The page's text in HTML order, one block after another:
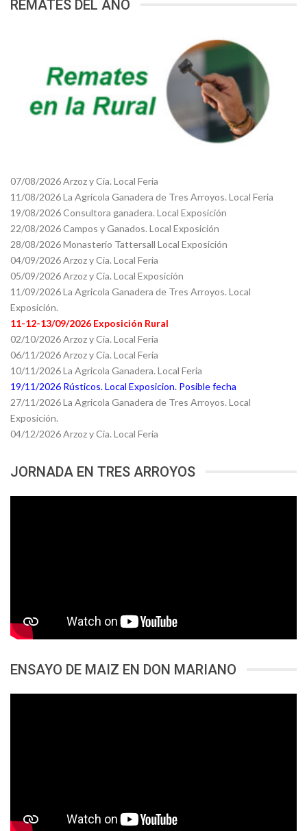
REMATES DEL AÑO
07/08/2026 Arzoz y Cia. Local Feria
11/08/2026 La Agrícola Ganadera de Tres Arroyos. Local Feria
19/08/2026 Consultora ganadera. Local Exposición
22/08/2026 Campos y Ganados. Local Exposición
28/08/2026 Monasterio Tattersall Local Exposición
04/09/2026 Arzoz y Cia. Local Feria
05/09/2026 Arzoz y Cia. Local Exposición
11/09/2026 La Agricola Ganadera de Tres Arroyos. Local
Exposición.
11-12-13/09/2026 Exposición Rural
02/10/2026 Arzoz y Cia. Local Feria
06/11/2026 Arzoz y Cia. Local Feria
10/11/2026 La Agricola Ganadera. Local Feria
19/11/2026 Rústicos. Local Exposicion. Posible fecha
27/11/2026 La Agricola Ganadera de Tres Arroyos. Local
Exposición.
04/12/2026 Arzoz y Cia. Local Feria
JORNADA EN TRES ARROYOS
ENSAYO DE MAIZ EN DON MARIANO